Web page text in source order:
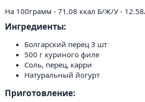
На 100грамм - 71.08 ккал Б/Ж/У -
Ингредиенты:​
Болгарский перец 3 шт
500 г куриного филе
Соль, перец, карри
Натуральный йогурт
Приготовление:​